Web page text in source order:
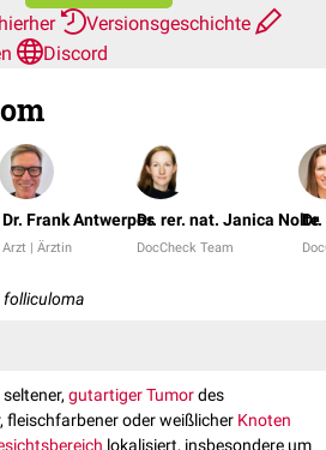
Versionsgeschichte
Discord
Dr. Frank Antwerpes
Arzt | Ärztin
Dr. rer. nat. Janica Nolte
DocCheck Team
folliculoma
gutartigerTumordes
fleischfarbener oder weißlicher Knoten
lokalisiert, insbesondere um